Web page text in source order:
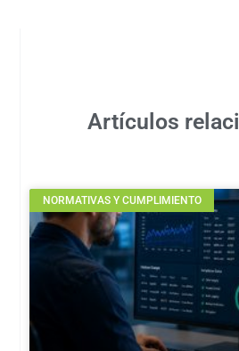
Artículos
NORMATIVAS Y CUMPLIMIENTO